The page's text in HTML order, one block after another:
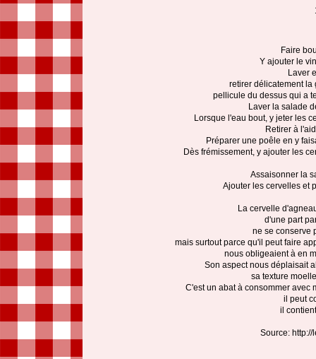
Faire
Y ajouter le
Laver
retirer délicatement
pellicule du dessus qui a
Laver la salade
Lorsque l'eau bout, y jeter les
Retirer à
Préparer une poêle en y
Dès frémissement, y ajouter les
Assaisonner la
Ajouter les cervelles et
La cervelle
d'une part
ne se conserve
mais surtout parce qu'il peut faire
nous obligeaient à en
Son aspect nous déplaisait
sa texture
C'est un abat à consommer avec
il peut
il
Source: